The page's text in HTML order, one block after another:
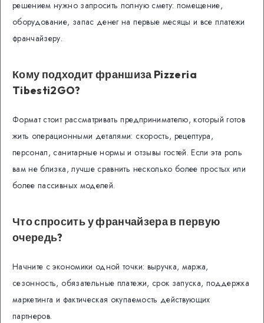
решением нужно запросить полную смету: помещение,
оборудование, запас денег на первые месяцы и все платежи
франчайзеру.
Кому подходит франшиза Pizzeria
Tibesti2GO?
Формат стоит рассматривать предпринимателю, который готов
жить операционными деталями: скорость, рецептура,
персонал, санитарные нормы и отзывы гостей. Если эта роль
вам не близка, лучше сравнить несколько более простых или
более пассивных моделей.
Что спросить у франчайзера в первую
очередь?
Начните с экономики одной точки: выручка, маржа,
сезонность, обязательные платежи, срок запуска, поддержка
маркетинга и фактическая окупаемость действующих
партнеров.